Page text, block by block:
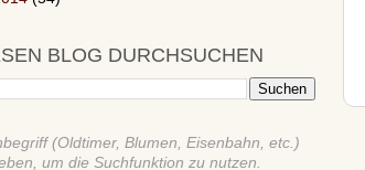
BLOG DURCHSUCHEN
(Oldtimer, Blumen, Eisenbahn, etc.)
um die Suchfunktion zu nutzen.